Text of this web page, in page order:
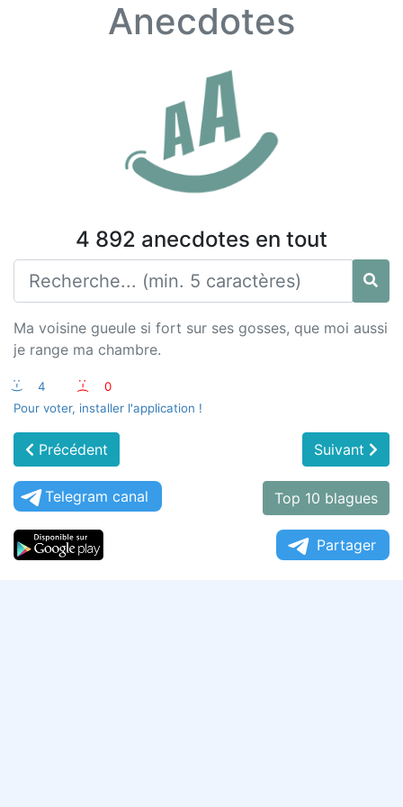
Anecdotes
4 892 anecdotes en tout
Ma voisine gueule si fort sur ses gosses, que moi aussi
je range ma chambre.
:-) 4 :-(
0
Pour voter, installer l'application !
Précédent Suivant
Telegram canal Top 10 blagues
Partager